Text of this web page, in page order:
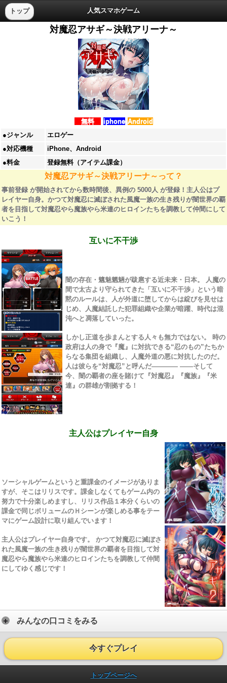
トップ 人気スマホゲーム
対魔忍アサギ～決戦アリーナ～
無料 iphone Android
●ジャンル
エロゲー
●対応機種
iPhone、Android
●料金
登録無料（アイテム課金）
対魔忍アサギ～決戦アリーナ～って？
事前登録 が開始されてから数時間後、異例の 5000人 が登録！主人公はプ
レイヤー自身。かつて対魔忍に滅ぼされた風魔一族の生き残りが闇世界の覇
者を目指して対魔忍やら魔族やら米連のヒロインたちを調教して仲間にして
いこう！
互いに不干渉
闇の存在・魑魅魍魎が跋扈する近未来・日本。 人魔の
間で太古より守られてきた「互いに不干渉」という暗
黙のルールは、人が外道に堕してからは綻びを見せは
じめ、人魔結託した犯罪組織や企業が暗躍、時代は混
沌へと凋落していった。
しかし正道を歩まんとする人々も無力ではない。 時の
政府は人の身で『魔』に対抗できる“忍のもの”たちか
らなる集団を組織し、人魔外道の悪に対抗したのだ。
人は彼らを“対魔忍”と呼んだ―――― ――そして
今、闇の覇者の座を賭けて『対魔忍』『魔族』『米
連』の群雄が割拠する！
主人公はプレイヤー自身
ソーシャルゲームというと重課金のイメージがありま
すが、そこはリリスです。課金しなくてもゲーム内の
努力で十分楽しめますし、リリス作品１本分くらいの
課金で同じボリュームのＨシーンが楽しめる事をテー
マにゲーム設計に取り組んでいます！
主人公はプレイヤー自身です。 かつて対魔忍に滅ぼさ
れた風魔一族の生き残りが闇世界の覇者を目指して対
魔忍やら魔族やら米連のヒロインたちを調教して仲間
にしてゆく感じです！
みんなの口コミをみる
今すぐプレイ
トップページへ